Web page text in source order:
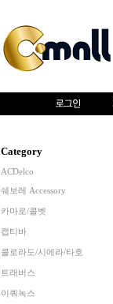
Category
ACDelco
쉐보레 Accessory
카마로/콜벳
캡티바
콜로라도/시에라/타호
트래버스
이쿼녹스